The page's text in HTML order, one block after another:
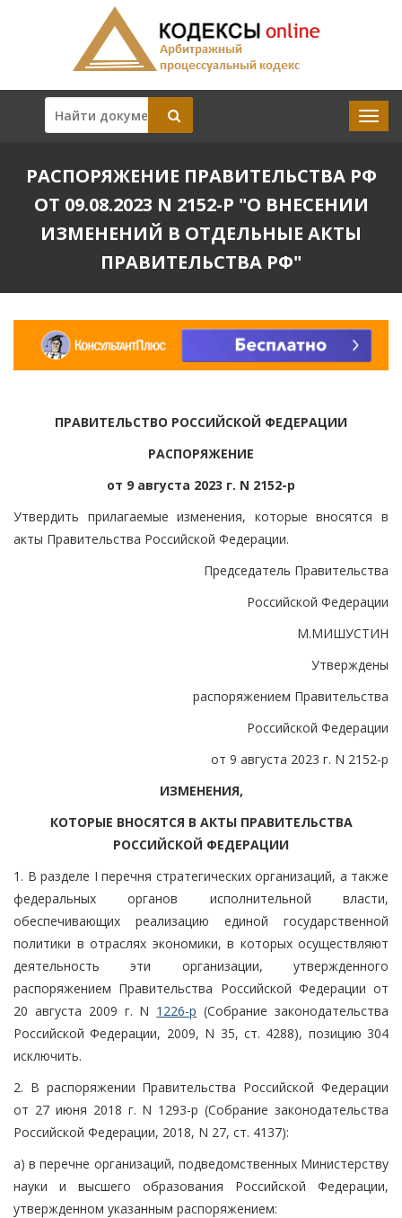
РАСПОРЯЖЕНИЕ ПРАВИТЕЛЬСТВА РФ
ОТ 09.08.2023 N 2152-Р "О ВНЕСЕНИИ
ИЗМЕНЕНИЙ В ОТДЕЛЬНЫЕ АКТЫ
ПРАВИТЕЛЬСТВА РФ"
ПРАВИТЕЛЬСТВО РОССИЙСКОЙ ФЕДЕРАЦИИ
РАСПОРЯЖЕНИЕ
от 9 августа 2023 г. N 2152-р
Утвердить прилагаемые изменения, которые вносятся в
акты Правительства Российской Федерации.
Председатель Правительства
Российской Федерации
М.МИШУСТИН
Утверждены
распоряжением Правительства
Российской Федерации
от 9 августа 2023 г. N 2152-р
ИЗМЕНЕНИЯ,
КОТОРЫЕ ВНОСЯТСЯ В АКТЫ ПРАВИТЕЛЬСТВА
РОССИЙСКОЙ ФЕДЕРАЦИИ
1. В разделе I перечня стратегических организаций, а также
федеральных органов исполнительной власти,
обеспечивающих реализацию единой государственной
политики в отраслях экономики, в которых осуществляют
деятельность эти организации, утвержденного
распоряжением Правительства Российской Федерации от
20 августа 2009 г. N 1226-р (Собрание законодательства
Российской Федерации, 2009, N 35, ст. 4288), позицию 304
исключить.
2. В распоряжении Правительства Российской Федерации
от 27 июня 2018 г. N 1293-р (Собрание законодательства
Российской Федерации, 2018, N 27, ст. 4137):
а) в перечне организаций, подведомственных Министерству
науки и высшего образования Российской Федерации,
утвержденном указанным распоряжением: